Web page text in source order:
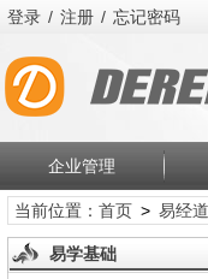
登录 / 注册 / 忘记密码
企业管理
当前位置： 首页> 易经
易学基础